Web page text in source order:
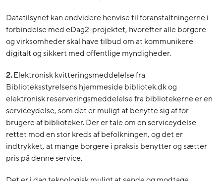
Datatilsynet kan endvidere henvise til foranstaltningerne i
forbindelse med eDag2-projektet, hvorefter alle borgere
og virksomheder skal have tilbud om at kommunikere
digitalt og sikkert med offentlige myndigheder.
2.Elektronisk kvitteringsmeddelelse fra
Biblioteksstyrelsens hjemmeside bibliotek.dk og
elektronisk reserveringsmeddelelse fra bibliotekerne er en
serviceydelse, som det er muligt at benytte sig af for
brugere af biblioteker. Der er tale om en serviceydelse
rettet mod en stor kreds af befolkningen, og det er
indtrykket, at mange borgere i praksis benytter og sætter
pris på denne service.